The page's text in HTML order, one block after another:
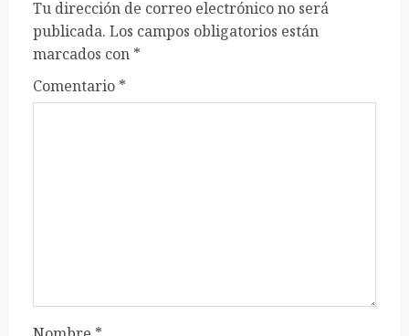
Tu dirección de correo electrónico no será
publicada. Los campos obligatorios están
marcados con *
Comentario *